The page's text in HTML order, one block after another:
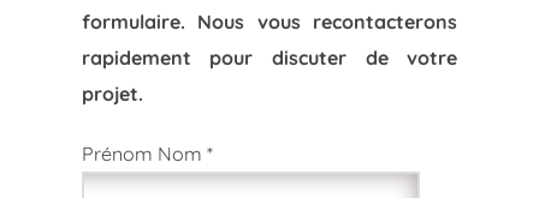
formulaire. Nous vous recontacterons
rapidement pour discuter de votre
projet.
Prénom Nom *